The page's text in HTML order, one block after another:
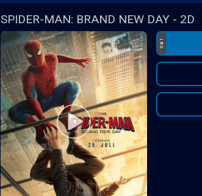
SPIDER-MAN: BRAND NEW DAY - 2D
Sal 1